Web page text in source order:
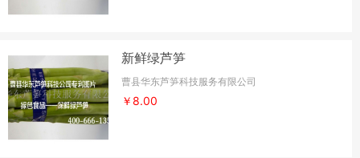
新鲜绿芦笋
曹县华东芦笋科技服务有限公司
￥8.00